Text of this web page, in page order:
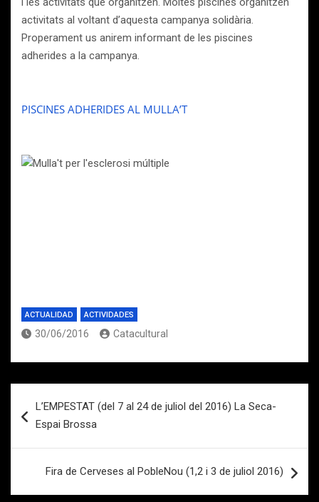
activitats al voltant d’aquesta campanya solidària.
Properament us anirem informant de les piscines
adherides a la campanya.
PISCINES ADHERIDES AL MULLA’T
ACTUALIDAD ACTIVIDADES
30/06/2016 Catacultural
de
L’EMPESTAT (del 7 al 24 de juliol del 2016) La Seca-
Espai Brossa
Fira de Cerveses al PobleNou (1,2 i 3 de juliol 2016)